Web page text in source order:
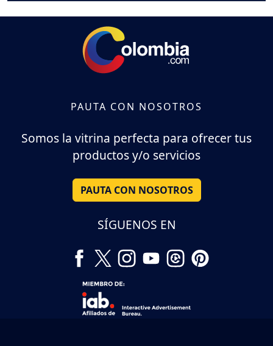
PAUTA CON NOSOTROS
Somos la vitrina perfecta para ofrecer tus
productos y/o servicios
PAUTA CON NOSOTROS
SÍGUENOS EN